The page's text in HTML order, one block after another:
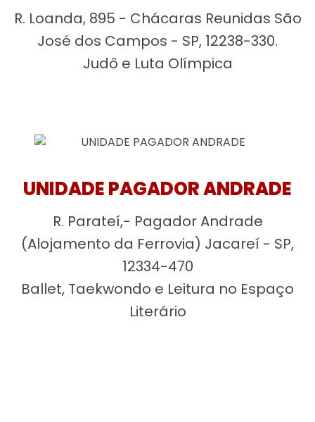
R. Loanda, 895 - Chácaras Reunidas São
José dos Campos - SP, 12238-330.
Judô e Luta Olímpica
UNIDADE PAGADOR ANDRADE
R. Parateí,- Pagador Andrade
(Alojamento da Ferrovia) Jacareí - SP,
12334-470
Ballet, Taekwondo e Leitura no Espaço
Literário